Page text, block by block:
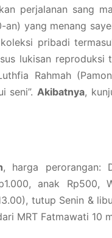
perjalanan sang
yang menang
pribadi
lukisan reproduksi
Rahmah
seni”.Akibatnya,
, harga perorangan:
anak Rp500,
tutup Senin &
MRT Fatmawati 10